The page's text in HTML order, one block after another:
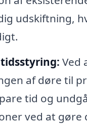
udskiftning,
Ved
af døre til
tid og
ved at gøre